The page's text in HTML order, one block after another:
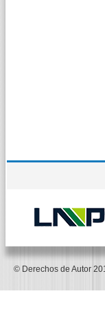
© Derechos de Autor